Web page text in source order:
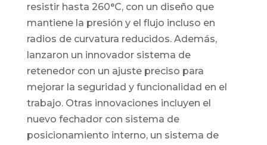
resistir hasta 260°C, con un diseño que
mantiene la presión y el flujo incluso en
radios de curvatura reducidos. Además,
lanzaron un innovador sistema de
retenedor con un ajuste preciso para
mejorar la seguridad y funcionalidad en el
trabajo. Otras innovaciones incluyen el
nuevo fechador con sistema de
posicionamiento interno, un sistema de